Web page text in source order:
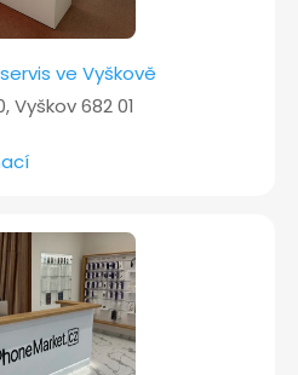
ve Vyškově
Vyškov 682 01